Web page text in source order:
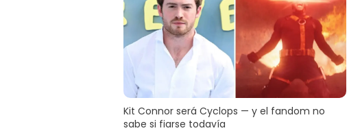
Kit Connor será Cyclops — y el fandom no
sabe si fiarse todavía